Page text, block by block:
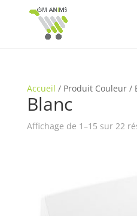
Accueil / Produit Couleur/
Blanc
Affichage de 1–15 sur 22